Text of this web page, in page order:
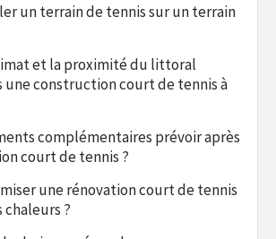
un terrain de tennis sur un terrain
et la proximité du littoral
construction court de tennis à
complémentaires prévoir après
court de tennis ?
une rénovation court de tennis
?